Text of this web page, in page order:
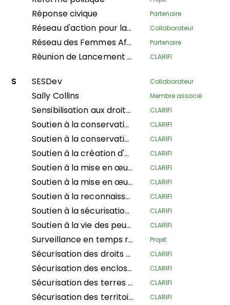
Réponse civique Partenaire
Réseau d'action pour la propriété collective Collaborateur
Réseau des Femmes Africaines pour la Gestion Communautaire des Forêts Partenaire
Réunion de Lancement du Fonds Home Planet : Sécurisation des droits fonciers des pasteurs en Afrique de l’Est : une solution fondée sur la nature pour la conservation, l’atténuation du changement climatique et la promotion de moyens de subsistance durables. CLARIFI
S SESDev Collaborateur
Sally Collins Membre associé
Sensibilisation aux droits fonciers coutumiers des communautés, cartographie et sécurisation des terres dans les communautés indigènes pour une gestion durable des terres CLARIFI
Soutien à la conservation de la biodiversité du Domaine de Chasse Mangaï et de la Réserve des Hippopotames (DCRHM) grâce à des solutions basées sur les droits de l'homme CLARIFI
Soutien à la conservation et à la biodiversité de la zone de chasse Mangai et de la réserve d'hippopotames (DCRHM) à travers des solutions basées sur les droits de l'homme CLARIFI
Soutien à la création d'aires protégées indigènes et communautaires dans les paysages du triangle de Bomassa des UFA KABO (Sangha) et MBOUKOU-EBOUHOLE (Likouala) CLARIFI
Soutien à la mise en œuvre de la loi sur les droits coutumiers sur les terres de 2022 en Sierra Leone CLARIFI
Soutien à la mise en œuvre effective de la sylviculture communautaire CFCL GBANZA dans le sud de l'Ubangi (RDC) pour la conservation CLARIFI
Soutien à la reconnaissance et à la sécurisation des droits fonciers des communautés face à l'expansion du parc national de Lomami (RDC) CLARIFI
Soutien à la sécurisation et à la gestion durable des terres des peuples autochtones et des communautés locales en République du Congo (ASGEDUT-CLPA) CLARIFI
Soutien à la vie des peuples autochtones et à la conservation de la nature CLARIFI
Surveillance en temps réel Projet
Sécurisation des droits fonciers des agro-pastoralistes en Karamoja CLARIFI
Sécurisation des enclos des Chefs Traditionnels et Coutumiers (NSHENG et KINS) CLARIFI
Sécurisation des terres communautaires pour des moyens de subsistance pastoraux durables dans le comté de Kajiado et le sous-comté de Narok Sud, Kenya CLARIFI
Sécurisation des territoires des Peuples Indigènes et des Communautés Locales de Ngounié CLARIFI